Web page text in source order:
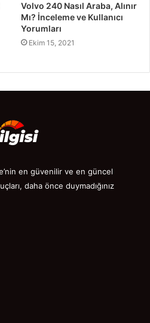
Volvo 240 Nasıl Araba, Alınır
Mı? İnceleme ve Kullanıcı
Yorumları
Ekim 15, 2021
en güvenilir ve en güncel
daha önce duymadığınız